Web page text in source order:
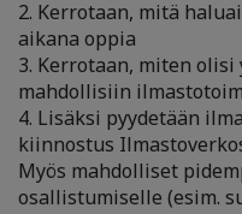
2. Kerrotaan, mitä
aikana oppia
3. Kerrotaan, miten
mahdollisiin
4. Lisäksi pyydetään
kiinnostus
Myös mahdolliset
osallistumiselle (esim.